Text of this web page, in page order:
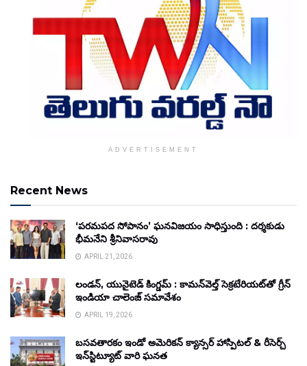
ADVERTISEMENT
Recent News
‘పరమపద సోపానం’ ఘనవిజయం సాధిస్తుంది : దర్శకుడు
భీమనేని శ్రీనివాసరావు
APRIL 21, 2026
లండన్, యునైటెడ్ కింగ్డమ్ : కామన్‌వెల్త్ సెక్రటేరియట్‌తో గ్రీన్
ఇండియా చాలెంజ్ సమావేశం
APRIL 19, 2026
బసవతారకం ఇండో అమెరికన్ క్యాన్సర్ హాస్పిటల్ & రీసెర్చ్
ఇన్‌స్టిట్యూట్ వారి ఘనత